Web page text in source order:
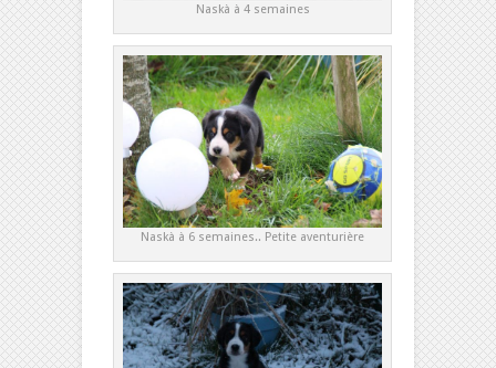
Naskà à 4 semaines
Naskà à 6 semaines.. Petite aventurière